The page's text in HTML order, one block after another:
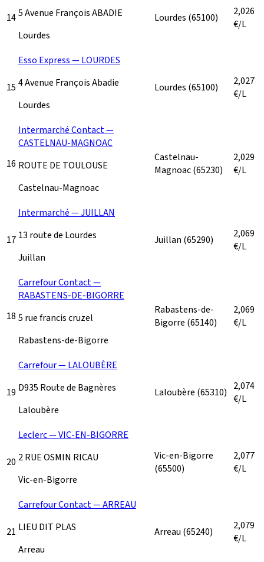
145 Avenue François ABADIE
Lourdes
Lourdes (65100)
2,026
€/L
15
Esso Express — LOURDES
4 Avenue François Abadie
Lourdes
Lourdes (65100)
2,027
€/L
16
Intermarché Contact —
CASTELNAU-MAGNOAC
ROUTE DE TOULOUSE
Castelnau-Magnoac
Castelnau-
Magnoac(65230)
2,029
€/L
17
Intermarché — JUILLAN
13 route de Lourdes
Juillan
Juillan (65290)
2,069
€/L
18
Carrefour Contact —
RABASTENS-DE-BIGORRE
5 rue francis cruzel
Rabastens-de-Bigorre
Rabastens-de-
Bigorre (65140)
2,069
€/L
19
Carrefour — LALOUBÈRE
D935 Route de Bagnères
Laloubère
Laloubère (65310) 2,074
€/L
20
Leclerc — VIC-EN-BIGORRE
2 RUE OSMIN RICAU
Vic-en-Bigorre
Vic-en-Bigorre
(65500)
2,077
€/L
21
Carrefour Contact — ARREAU
LIEU DIT PLAS
Arreau
Arreau (65240)
2,079
€/L